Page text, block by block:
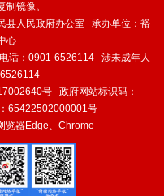
制镜像。
县人民政府办公室 承办单位：裕
心
话：0901-6526114 涉未成年人
号 政府网站标识码：
65422502000001号
览器Edge、Chrome